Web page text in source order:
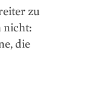
zu
nicht:
die